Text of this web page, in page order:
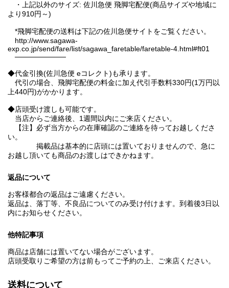
・上記以外のサイズ: 佐川急便 飛脚宅配便(商品サイズや地域に
より910円～)
*飛脚宅配便の送料は下記の佐川急便サイトをご覧ください。
http://www.sagawa-
exp.co.jp/send/fare/list/sagawa_faretable/faretable-4.html#ft01
──────────
◆代金引換(佐川急便 eコレクト)も承ります。
代引の場合、飛脚宅配便の料金に加え代引手数料330円(1万円以
上440円)がかかります。
◆店頭受け渡しも可能です。
当店からご連絡後、1週間以内にご来店ください。
【注】必ず当方からの在庫確認のご連絡を待ってお越しくださ
い。
掲載品は基本的に店頭には置いておりませんので、急に
お越し頂いても商品のお渡しはできかねます。
返品について
お客様都合の返品はご遠慮ください。
返品は、落丁等、不良品についてのみ受け付けます。到着後3日以
内にお知らせください。
他特記事項
商品は店舗には置いてない場合がございます。
店頭受取りご希望の方は前もってご予約の上、ご来店ください。
送料について